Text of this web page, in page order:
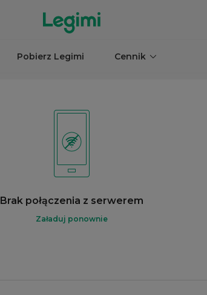
Pobierz Legimi Cennik
Brak połączenia z serwerem
Załaduj ponownie